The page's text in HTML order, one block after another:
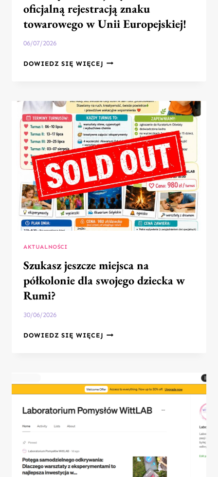
oficjalną rejestracją znaku
towarowego w Unii Europejskiej!
06/07/2026
DOWIEDZ SIĘ WIĘCEJ Z
Z
OFICJALNĄ
REJESTRACJĄ
ZNAKU
TOWAROWEGO
W
UNII
EUROPEJSKIEJ!
AKTUALNOŚCI
Szukasz jeszcze miejsca na
półkolonie dla swojego dziecka w
Rumi?
30/06/2026
DOWIEDZ SIĘ WIĘCEJ SZUKASZ
DLA
SWOJEGO
W